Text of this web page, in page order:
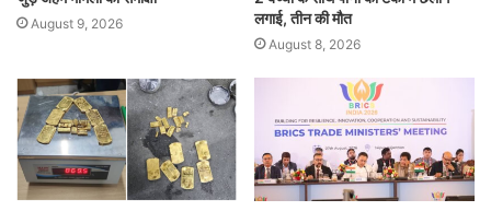
August 9, 2026
लगाई, तीन की मौत
August 8, 2026